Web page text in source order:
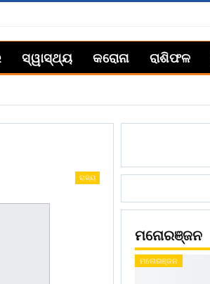
ସ୍ୱାସ୍ଥ୍ୟ କରୋନା ରାଶିଫଳ
ରାଜ୍ୟ
ମନୋରଞ୍ଜନ
ମନୋରଞ୍ଜନ